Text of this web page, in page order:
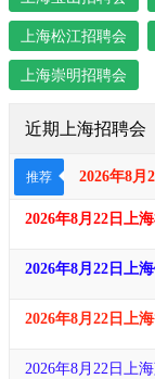
上海松江招聘会
上海崇明招聘会
近期上海招聘会
推荐 2026年8月
2026年8月22日上
2026年8月22日上
2026年8月22日上
2026年8月22日上